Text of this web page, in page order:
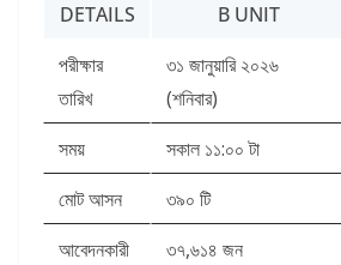
DETAILS B UNIT
পরীক্ষার
তারিখ
৩১ জানুয়ারি ২০২৬
(শনিবার)
সময়
সকাল ১১:০০ টা
মোট আসন
৩৯০ টি
আবেদনকারী
৩৭,৬১৪ জন